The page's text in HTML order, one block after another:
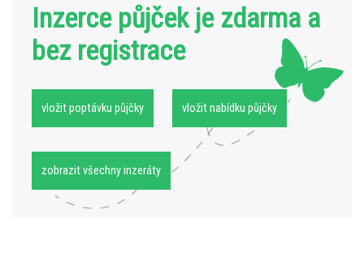
Inzerce půjček je zdarma a
bez registrace
vložit poptávku půjčky vložit nabídku půjčky
zobrazit všechny inzeráty